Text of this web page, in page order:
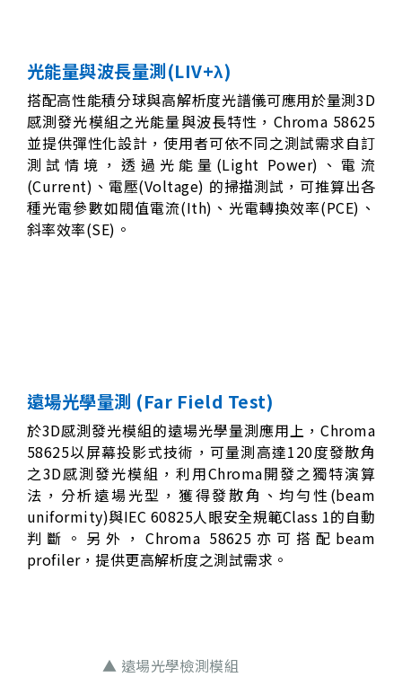
光能量與波長量測(LIV+λ)
搭配高性能積分球與高解析度光譜儀可應用於量測3D
感測發光模組之光能量與波長特性，Chroma 58625
並提供彈性化設計，使用者可依不同之測試需求自訂
測試情境，透過光能量(Light Power)、電流
(Current)、電壓(Voltage) 的掃描測試，可推算出各
種光電參數如閥值電流(Ith)、光電轉換效率(PCE)、
斜率效率(SE)。
遠場光學量測 (Far Field Test)
於3D感測發光模組的遠場光學量測應用上，Chroma
58625以屏幕投影式技術，可量測高達120度發散角
之3D感測發光模組，利用Chroma開發之獨特演算
法，分析遠場光型，獲得發散角、均勻性(beam
uniformity)與IEC 60825人眼安全規範Class 1的自動
判斷。另外，Chroma 58625亦可搭配beam
profiler，提供更高解析度之測試需求。
▲ 遠場光學檢測模組